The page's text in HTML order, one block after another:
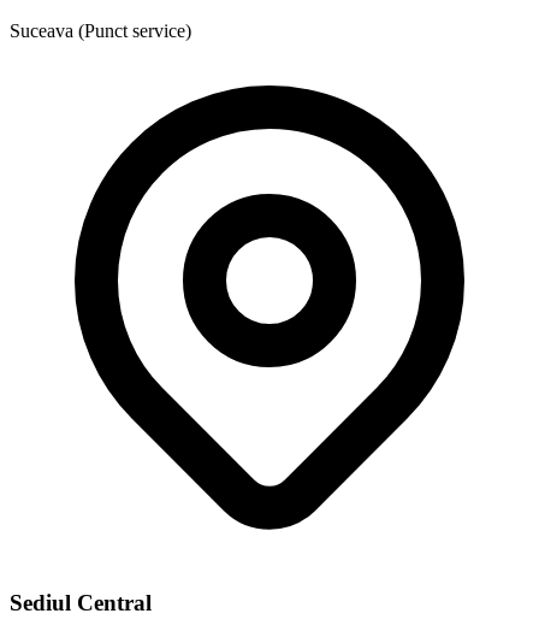
Suceava (Punct service)
Sediul Central